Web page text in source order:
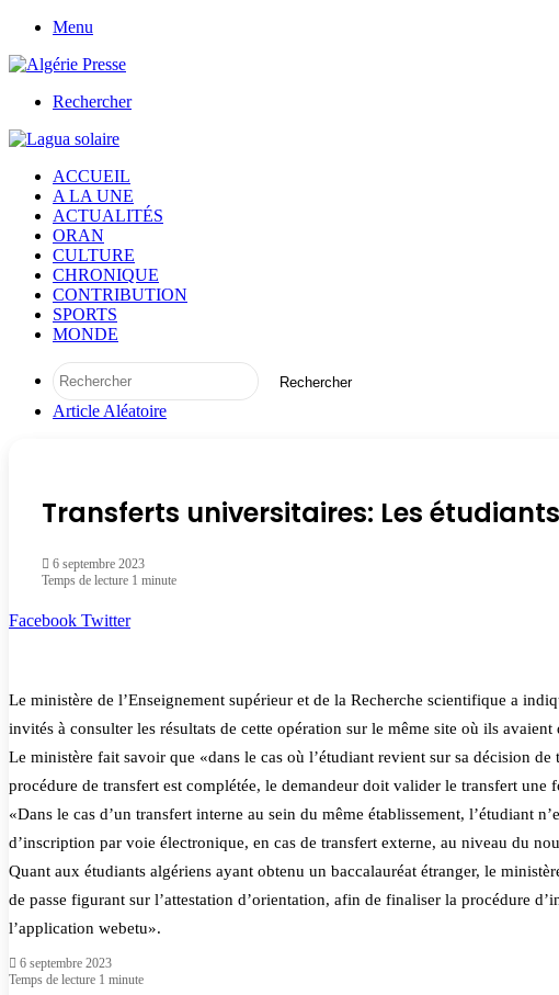
Menu
Rechercher
ACCUEIL
A LA UNE
ACTUALITÉS
ORAN
CULTURE
CHRONIQUE
CONTRIBUTION
SPORTS
MONDE
Rechercher
Article Aléatoire
Transferts universitaires: Les
6 septembre 2023
Temps de lecture 1 minute
Facebook Twitter
Le ministère de l’Enseignement supérieur et de la Recherche scientifique a
invités à consulter les résultats de cette opération sur le même site où ils avaient
Le ministère fait savoir que «dans le cas où l’étudiant revient sur sa décision
procédure de transfert est complétée, le demandeur doit valider le transfert une
«Dans le cas d’un transfert interne au sein du même établissement, l’étudiant
d’inscription par voie électronique, en cas de transfert externe, au niveau du
Quant aux étudiants algériens ayant obtenu un baccalauréat étranger, le
de passe figurant sur l’attestation d’orientation, afin de finaliser la procédure
l’application webetu».
6 septembre 2023
Temps de lecture 1 minute